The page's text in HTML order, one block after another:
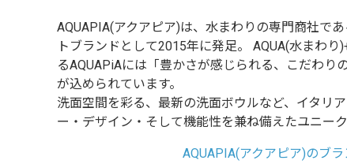
AQUAPIA(アクアピア)は、水まわりの専門商社で
トブランドとして2015年に発足。 AQUA(水まわり
るAQUAPiAには「豊かさが感じられる、こだわり
が込められています。
洗面空間を彩る、最新の洗面ボウルなど、イタリ
ー・デザイン・そして機能性を兼ね備えたユニー
AQUAPIA(アクアピア)のブ